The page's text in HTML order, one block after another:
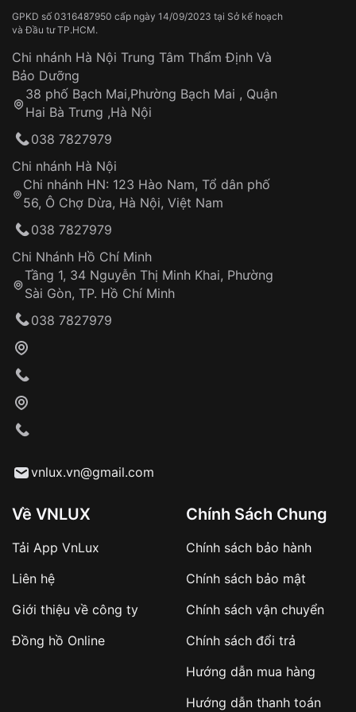
Cấu tạo vượt trội khác biệt
cho những ai mong muốn sở hữu một chiếc đồng hồ
bền bỉ, chính xác, đa tính năng và góp phần bảo vệ
môi trường.
Cấu tạo:
Mặt đồng hồ: Được làm từ vật liệu trong suốt,
cho phép ánh sáng mặt trời chiếu vào pin mặt
trời.
Pin mặt trời: Chuyển hóa ánh sáng mặt trời thành
năng lượng điện.
Bộ máy quartz: Sử dụng năng lượng điện từ pin
mặt trời để hoạt động.
Pin dự trữ: Lưu trữ năng lượng điện dư thừa để
Lợi ích không thể bỏ qua của đồng hồ năng lượng mặt
GPKD số 0316487950 cấp ngày 14/09/2023 tại Sở kế hoạch
và Đầu tư TP.HCM.
Chi nhánh Hà Nội Trung Tâm Thẩm Định Và
Bảo Dưỡng
38 phố Bạch Mai,Phường Bạch Mai , Quận
Hai Bà Trưng ,Hà Nội
038 7827979
Chi nhánh Hà Nội
Chi nhánh HN: 123 Hào Nam, Tổ dân phố
56, Ô Chợ Dừa, Hà Nội, Việt Nam
038 7827979
Chi Nhánh Hồ Chí Minh
Tầng 1, 34 Nguyễn Thị Minh Khai, Phường
Sài Gòn, TP. Hồ Chí Minh
038 7827979
vnlux.vn@gmail.com
Về VNLUX
Tải App VnLux
Liên hệ
Giới thiệu về công ty
Đồng hồ Online
Chính Sách Chung
Chính sách bảo hành
Chính sách bảo mật
Chính sách vận chuyển
Chính sách đổi trả
Hướng dẫn mua hàng
Hướng dẫn thanh toán